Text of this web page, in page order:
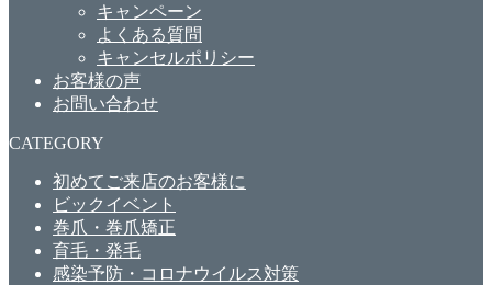
キャンペーン
よくある質問
キャンセルポリシー
お客様の声
お問い合わせ
CATEGORY
初めてご来店のお客様に
ビックイベント
巻爪・巻爪矯正
育毛・発毛
感染予防・コロナウイルス対策